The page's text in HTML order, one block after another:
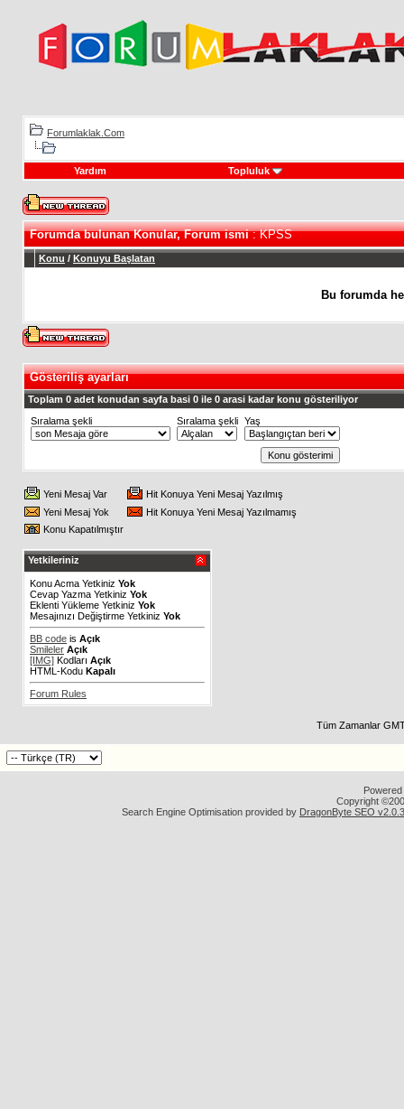
Forumlaklak.Com
Yardım Topluluk
Forumda bulunan Konular, Forum ismi: KPSS
Konu / Konuyu Başlatan
Bu forumda
Gösteriliş ayarları
Toplam 0 adet konudan sayfa basi 0 ile 0 arasi kadar konu gösteriliyor
Sıralama şekli
Sıralama şekli Yaş
Yeni Mesaj Var
Hit Konuya Yeni Mesaj Yazılmış
Yeni Mesaj Yok
Hit Konuya Yeni Mesaj Yazılmamış
Konu Kapatılmıştır
Yetkileriniz
Konu Acma Yetkiniz Yok
Cevap Yazma Yetkiniz Yok
Eklenti Yükleme Yetkiniz Yok
Mesajınızı Değiştirme Yetkiniz Yok
BB code is Açık
Smileler Açık
[IMG] Kodları Açık
HTML-Kodu Kapalı
Forum Rules
Tüm Zamanlar
Copyright
Search Engine Optimisation provided by DragonByte SEO